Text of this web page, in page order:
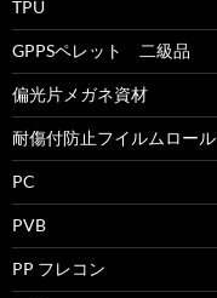
TPU
GPPSペレット 二級品
偏光片メガネ資材
耐傷付防止フイルムロール
PC
PVB
PP フレコン